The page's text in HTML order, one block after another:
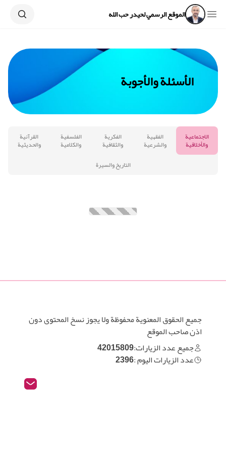
Open sidebarالموقع الرسمي لحيدر حب الله Search
الأسئلة والأجوبة
الاجتماعية
والأخلاقية
الفقهية
والشرعية
الفكرية
والثقافية
الفلسفية
والكلامية
القرآنية
والحديثية
التاريخ والسيرة
جميع الحقوق المعنوية محفوظة ولا يجوز نسخ المحتوى دون
اذن صاحب الموقع
جميع عدد الزيارات:42015809
عدد الزيارات اليوم :2396